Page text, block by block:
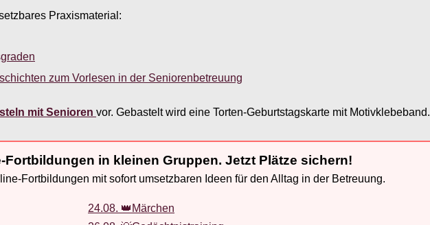
Praxismaterial:
zum Vorlesen in der Seniorenbetreuung
mit Senioren vor. Gebastelt wird eine Torten-Geburtstagskarte mit Motivklebeband.
Fortbildungen in kleinen Gruppen. Jetzt Plätze sichern!
Fortbildungen mit sofort umsetzbaren Ideen für den Alltag in der Betreuung.
24.08. 👑Märchen